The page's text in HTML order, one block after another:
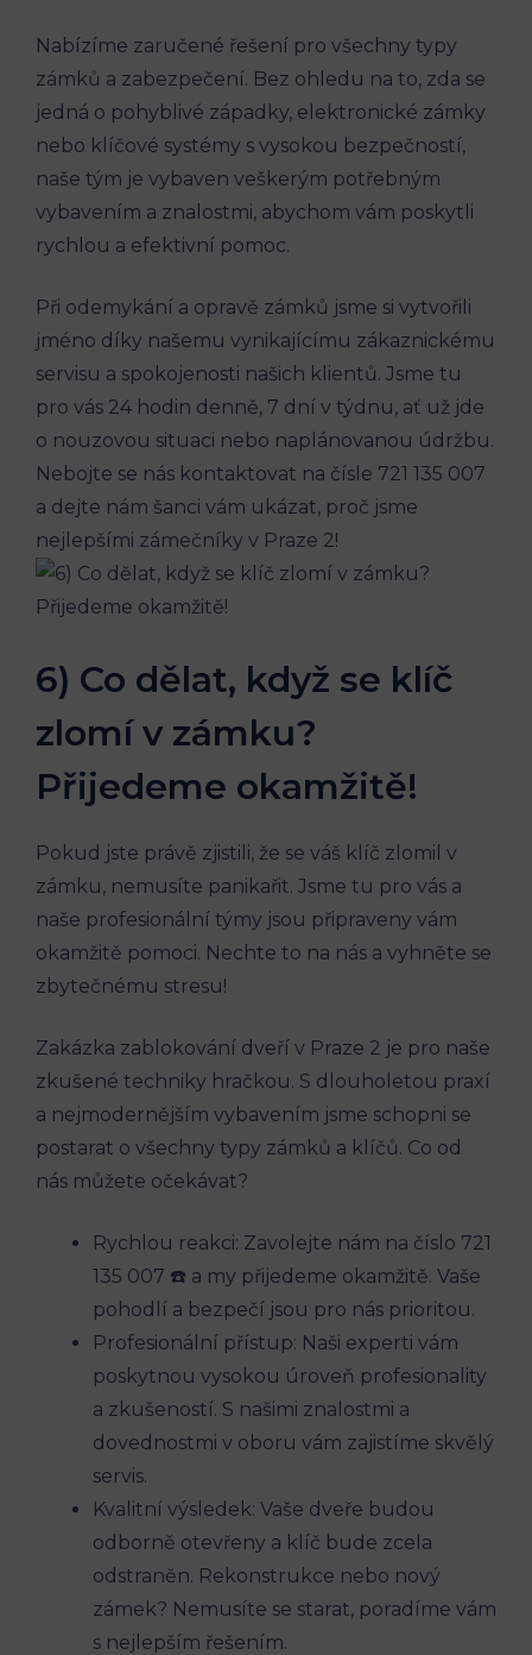
Nabízíme zaručené řešení pro všechny typy
zámků a zabezpečení. Bez ohledu na to, zda se
jedná o pohyblivé západky, elektronické zámky
nebo klíčové systémy s vysokou bezpečností,
naše tým je vybaven veškerým potřebným
vybavením a znalostmi, abychom vám poskytli
rychlou a efektivní pomoc.
Při odemykání a opravě zámků jsme si vytvořili
jméno díky našemu vynikajícímu zákaznickému
servisu a spokojenosti našich klientů. Jsme tu
pro vás 24 hodin denně, 7 dní v týdnu, ať už jde
o nouzovou situaci nebo naplánovanou údržbu.
Nebojte se nás kontaktovat na čísle 721 135 007
a dejte nám šanci vám ukázat, proč jsme
nejlepšími zámečníky v Praze 2!
6) Co dělat, když se klíč
zlomí v zámku?
Přijedeme okamžitě!
Pokud jste právě zjistili, že se váš klíč zlomil v
zámku, nemusíte panikařit. Jsme tu pro vás a
naše profesionální týmy jsou připraveny vám
okamžitě pomoci. Nechte to na nás a vyhněte se
zbytečnému stresu!
Zakázka zablokování dveří v Praze 2 je pro naše
zkušené techniky hračkou. S dlouholetou praxí
a nejmodernějším vybavením jsme schopni se
postarat o všechny typy zámků a klíčů. Co od
nás můžete očekávat?
Rychlou reakci: Zavolejte nám na číslo 721
135 007 ☎️ a my přijedeme okamžitě. Vaše
pohodlí a bezpečí jsou pro nás prioritou.
Profesionální přístup: Naši experti vám
poskytnou vysokou úroveň profesionality
a zkušeností. S našimi znalostmi a
dovednostmi v oboru vám zajistíme skvělý
servis.
Kvalitní výsledek: Vaše dveře budou
odborně otevřeny a klíč bude zcela
odstraněn. Rekonstrukce nebo nový
zámek? Nemusíte se starat, poradíme vám
s nejlepším řešením.